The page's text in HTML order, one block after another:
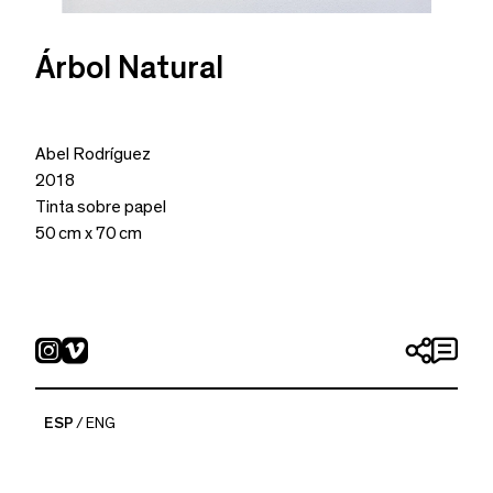
Árbol Natural
Abel Rodríguez
2018
Tinta sobre papel
50 cm x 70 cm
ESP ENG